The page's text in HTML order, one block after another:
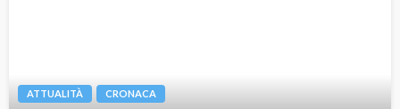
ATTUALITÀ CRONACA